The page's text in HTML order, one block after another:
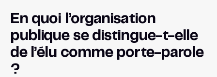
En quoi l’organisation
publique se distingue-t-elle
de l’élu comme porte-parole
?